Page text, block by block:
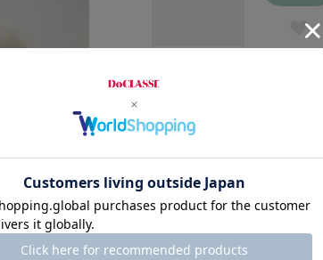
￥9,990
カートに